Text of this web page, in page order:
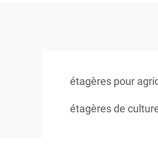
étagères pour
étagères de